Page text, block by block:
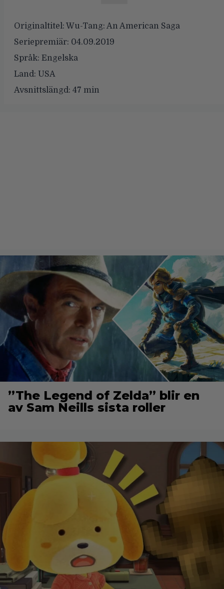
Originaltitel: Wu-Tang: An American Saga
Seriepremiär: 04.09.2019
Språk: Engelska
Land: USA
Avsnittslängd: 47 min
”The Legend of Zelda” blir en
av Sam Neills sista roller